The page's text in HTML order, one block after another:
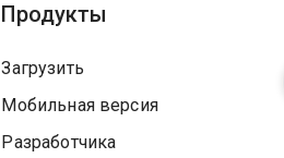
Продукты
Загрузить
Мобильная версия
Разработчика